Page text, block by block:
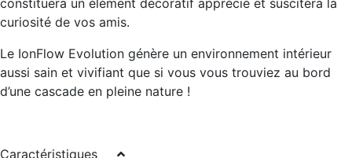
constituera un élément décoratif apprécié et suscitera la
curiosité de vos amis.
Le IonFlow Evolution génère un environnement intérieur
aussi sain et vivifiant que si vous vous trouviez au bord
d’une cascade en pleine nature !
Caractéristiques